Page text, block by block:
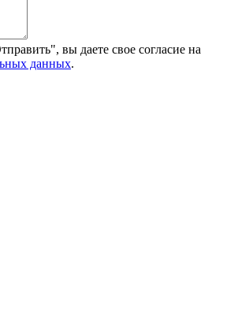
вы даете свое согласие на
данных.